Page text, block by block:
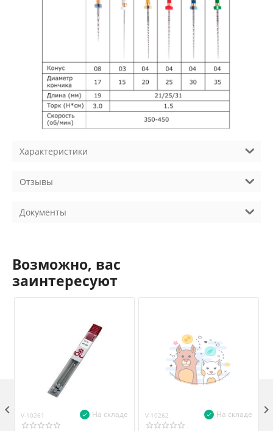
Характеристики
Отзывы
Документы
Возможно, вас
заинтересуют
V-10261 На складе V-10262 На складе
 